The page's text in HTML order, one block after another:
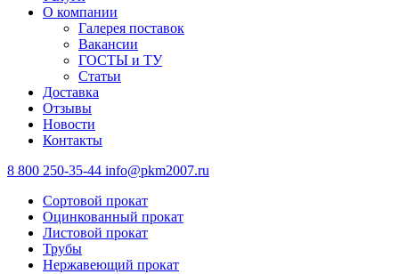
О компании
Галерея поставок
Вакансии
ГОСТЫ и ТУ
Статьи
Доставка
Отзывы
Новости
Контакты
8 800 250-35-44 info@pkm2007.ru
Сортовой прокат
Оцинкованный прокат
Листовой прокат
Трубы
Нержавеющий прокат